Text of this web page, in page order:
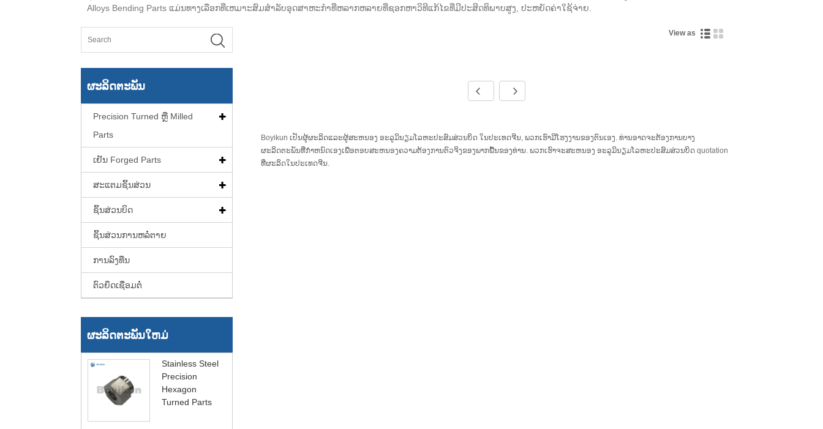
Alloys Bending Parts ແມ່ນທາງເລືອກທີ່ເຫມາະສົມສໍາລັບອຸດສາຫະກໍາທີ່ຫລາກຫລາຍທີ່ຊອກຫາວິທີແກ້ໄຂທີ່ມີປະສິດທິພາບສູງ, ປະຫຍັດຄ່າໃຊ້ຈ່າຍ.
ຜະລິດຕະພັນ
Precision Turned ຫຼື Milled
Parts
ເຢັນ Forged Parts
ສະແຕມຊິ້ນສ່ວນ
ຊິ້ນສ່ວນບິດ
ຊິ້ນສ່ວນການຫລໍ່ຕາຍ
ການລົງທືນ
ຕົວຍຶດເຊື່ອມຕໍ່
ຜະລິດຕະພັນໃຫມ່
Stainless Steel
Precision
Hexagon
Turned Parts
View as
Boyikun ເປັນຜູ້ຜະລິດແລະຜູ້ສະຫນອງ ອະລູມິນຽມໂລຫະປະສົມສ່ວນບິດ ໃນປະເທດຈີນ, ພວກເຮົາມີໂຮງງານຂອງຕົນເອງ. ທ່ານອາດຈະຕ້ອງການບາງ
ຜະລິດຕະພັນທີ່ກໍາຫນົດເອງເພື່ອຕອບສະຫນອງຄວາມຕ້ອງການຕົວຈິງຂອງພາກພື້ນຂອງທ່ານ. ພວກເຮົາຈະສະຫນອງ ອະລູມິນຽມໂລຫະປະສົມສ່ວນບິດ quotation
ທີ່ຜະລິດໃນປະເທດຈີນ.